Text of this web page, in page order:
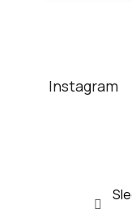
Instagram